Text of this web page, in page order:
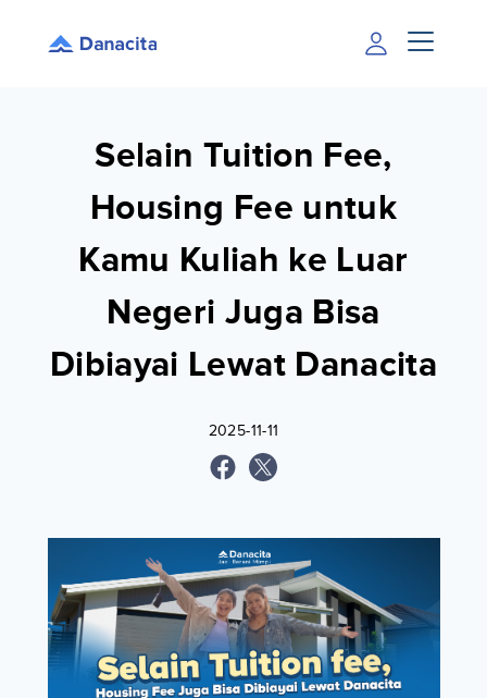
Selain Tuition Fee,
Housing Fee untuk
Kamu Kuliah ke Luar
Negeri Juga Bisa
Dibiayai Lewat Danacita
2025-11-11